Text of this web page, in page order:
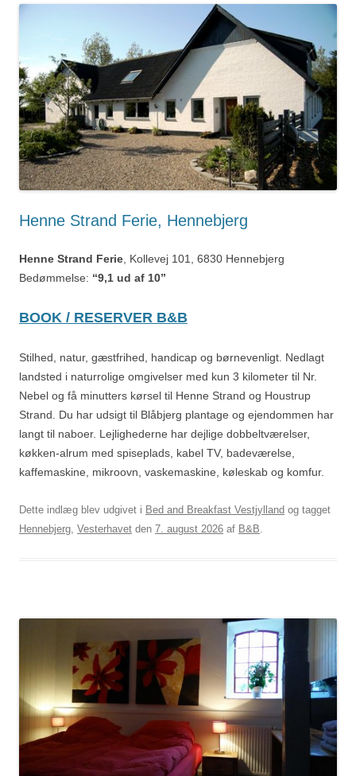
Henne Strand Ferie, Hennebjerg
Henne Strand Ferie , Kollevej 101, 6830 Hennebjerg
Bedømmelse: “9,1 ud af 10”
BOOK / RESERVER B&B
Stilhed, natur, gæstfrihed, handicap og børnevenligt. Nedlagt
landsted i naturrolige omgivelser med kun 3 kilometer til Nr.
Nebel og få minutters kørsel til Henne Strand og Houstrup
Strand. Du har udsigt til Blåbjerg plantage og ejendommen har
langt til naboer. Lejlighederne har dejlige dobbeltværelser,
køkken-alrum med spiseplads, kabel TV, badeværelse,
kaffemaskine, mikroovn, vaskemaskine, køleskab og komfur.
Dette indlæg blev udgivet i Bed and Breakfast Vestjylland og tagget
Hennebjerg, Vesterhavet den 7. august 2026 af B&B.